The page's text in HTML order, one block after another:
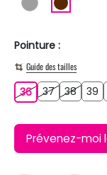
Pointure :
Guide des tailles
36363737383839
Prévenez-moi